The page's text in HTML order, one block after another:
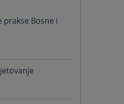
prakse Bosne i